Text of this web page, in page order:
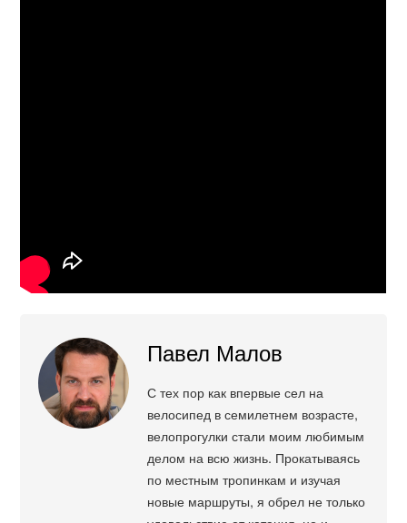
Павел Малов
С тех пор как впервые сел на
велосипед в семилетнем возрасте,
велопрогулки стали моим любимым
делом на всю жизнь. Прокатываясь
по местным тропинкам и изучая
новые маршруты, я обрел не только